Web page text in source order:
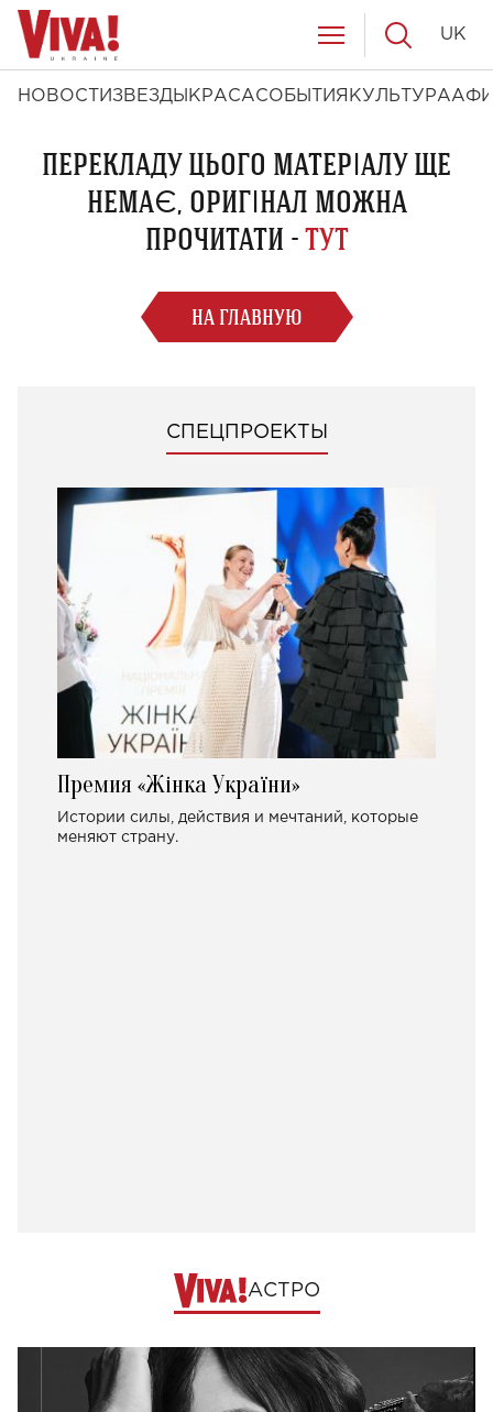
НОВОСТИ ЗВЕЗДЫ КРАСАСОБЫТИЯ КУЛЬТУРА
UK
ПЕРЕКЛАДУ ЦЬОГО МАТЕРІАЛУ ЩЕ
НЕМАЄ, ОРИГІНАЛ МОЖНА
ПРОЧИТАТИ -ТУТ
НА ГЛАВНУЮ
СПЕЦПРОЕКТЫ
Премия «Жінка України»
Истории силы, действия и мечтаний, которые
меняют страну.
АСТРО